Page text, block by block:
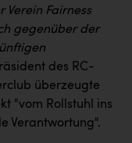
Verein Fairness
gegenüber der
des RC-
überzeugte
"vom Rollstuhl ins
Verantwortung".